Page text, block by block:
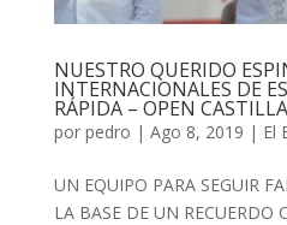
NUESTRO QUERIDO
INTERNACIONALES DE
RÁPIDA – OPEN
por pedro | Ago 8, 2019 | El
UN EQUIPO PARA SEGUIR
LA BASE DE UN RECUERDO